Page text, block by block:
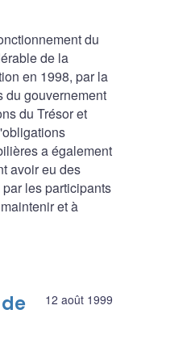
du
de la
en 1998, par la
du gouvernement
du Trésor et
a également
avoir eu des
les participants
et à
12 août 1999